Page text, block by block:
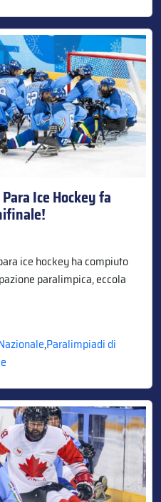
Ice Hockey fa
ice hockey ha compiuto
paralimpica, eccola
,Paralimpiadi di